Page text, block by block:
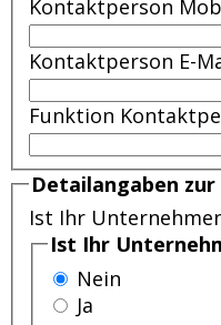
Kontaktperson
Kontaktperson E-
Funktion
Detailangaben
Ist Ihr
Ist Ihr
Nein
Ja